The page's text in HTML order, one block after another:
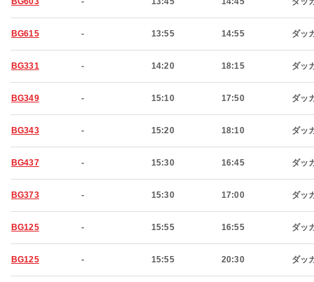
BG615 - 13:55 14:55 ダッ
BG331 - 14:20 18:15 ダッ
BG349 - 15:10 17:50 ダッ
BG343 - 15:20 18:10 ダッ
BG437 - 15:30 16:45 ダッ
BG373 - 15:30 17:00 ダッ
BG125 - 15:55 16:55 ダッ
BG125 - 15:55 20:30 ダッ